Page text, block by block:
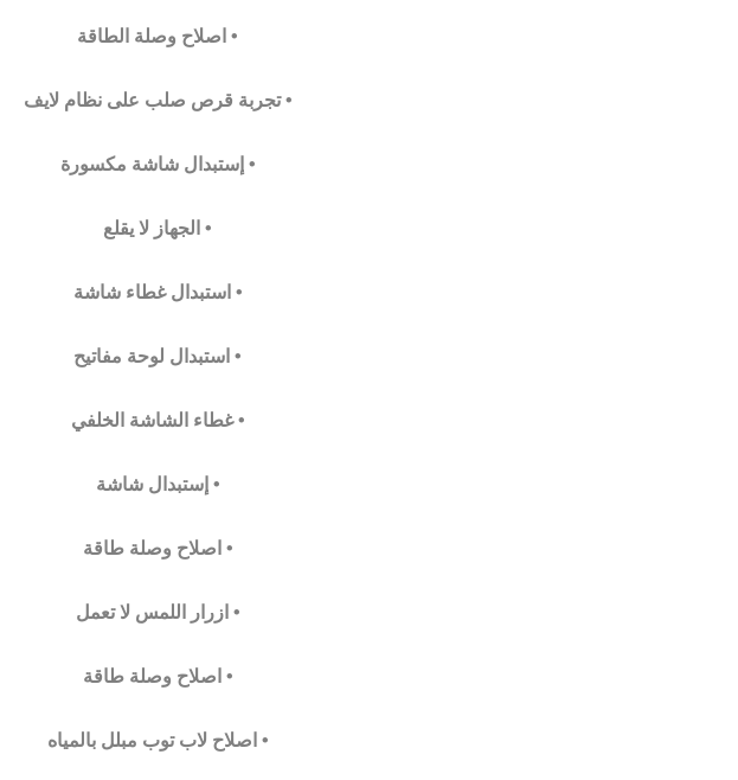
• اصلاح وصلة الطاقة
• تجربة قرص صلب على نظام لايف
• إستبدال شاشة مكسورة
• الجهاز لا يقلع
• استبدال غطاء شاشة
• استبدال لوحة مفاتيح
• غطاء الشاشة الخلفي
• إستبدال شاشة
• اصلاح وصلة طاقة
• ازرار اللمس لا تعمل
• اصلاح وصلة طاقة
• اصلاح لاب توب مبلل بالمياه